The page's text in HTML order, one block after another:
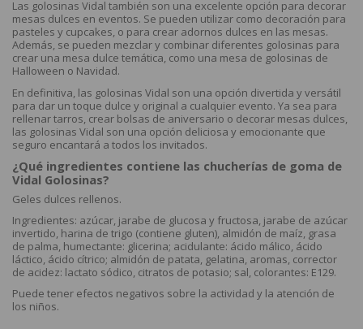
Las golosinas Vidal también son una excelente opción para decorar
mesas dulces en eventos. Se pueden utilizar como decoración para
pasteles y cupcakes, o para crear adornos dulces en las mesas.
Además, se pueden mezclar y combinar diferentes golosinas para
crear una mesa dulce temática, como una mesa de golosinas de
Halloween o Navidad.
En definitiva, las golosinas Vidal son una opción divertida y versátil
para dar un toque dulce y original a cualquier evento. Ya sea para
rellenar tarros, crear bolsas de aniversario o decorar mesas dulces,
las golosinas Vidal son una opción deliciosa y emocionante que
seguro encantará a todos los invitados.
¿Qué ingredientes contiene las chucherías de goma de
Vidal Golosinas?
Geles dulces rellenos.
Ingredientes: azúcar, jarabe de glucosa y fructosa, jarabe de azúcar
invertido, harina de trigo (contiene gluten), almidón de maíz, grasa
de palma, humectante: glicerina; acidulante: ácido málico, ácido
láctico, ácido cítrico; almidón de patata, gelatina, aromas, corrector
de acidez: lactato sódico, citratos de potasio; sal, colorantes: E129.
Puede tener efectos negativos sobre la actividad y la atención de
los niños.